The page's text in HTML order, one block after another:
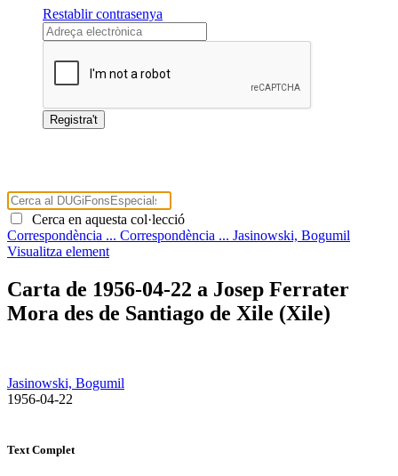
Restablir contrasenya
Cerca en aquesta col·lecció
Correspondència ... Correspondència ... Jasinowski, Bogumil
Visualitza element
Carta de 1956-04-22 a Josep Ferrater
Mora des de Santiago de Xile (Xile)
Jasinowski, Bogumil
​ 1956-04-22
Text Complet